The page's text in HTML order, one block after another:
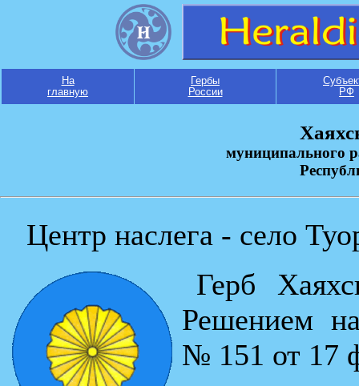
На
главную
Гербы
России
РФ
муниципального
Центр наслега - село
Герб
Решением
№ 151 от 17